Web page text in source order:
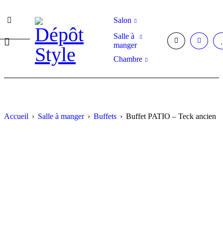
Salon
Salle à
manger
Chambre
Accueil › Salle à manger › Buffets › Buffet PATIO – Teck ancien